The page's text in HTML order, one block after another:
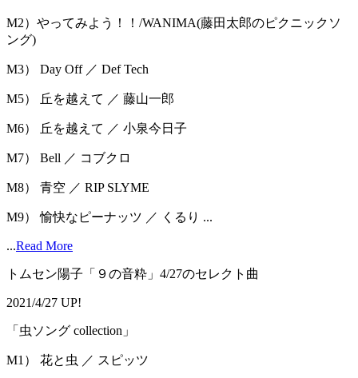
M2）やってみよう！！/WANIMA(藤田太郎のピクニックソ
ング)
M3） Day Off ／ Def Tech
M5） 丘を越えて ／ 藤山一郎
M6） 丘を越えて ／ 小泉今日子
M7） Bell ／ コブクロ
M8） 青空 ／ RIP SLYME
M9） 愉快なピーナッツ ／ くるり ...
...Read More
トムセン陽子「９の音粋」4/27のセレクト曲
2021/4/27 UP!
「⾍ソング collection」
M1） 花と虫 ／ スピッツ